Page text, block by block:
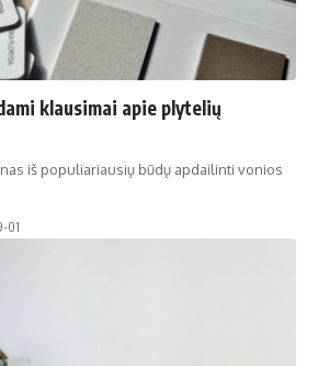
klausimai apie plytelių
iš populiariausių būdų apdailinti vonios
01